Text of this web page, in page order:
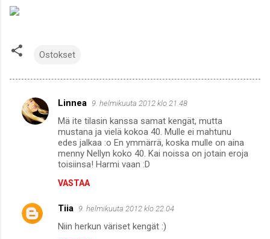
Ostokset
K
t
Linnea 9. helmikuuta 2012 klo 21.48
Mä ite tilasin kanssa samat kengät, mutta
mustana ja vielä kokoa 40. Mulle ei mahtunu
edes jalkaa :o En ymmärrä, koska mulle on aina
menny Nellyn koko 40. Kai noissa on jotain eroja
toisiinsa! Harmi vaan :D
VASTAA
Tiia 9. helmikuuta 2012 klo 22.04
Niin herkun väriset kengät :)